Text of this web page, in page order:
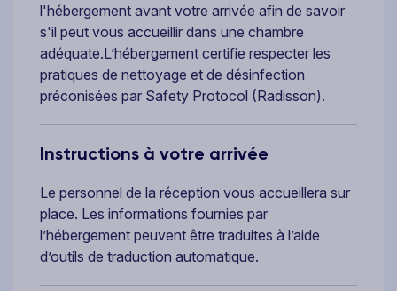
l'hébergement avant votre arrivée afin de savoir
s'il peut vous accueillir dans une chambre
adéquate.L’hébergement certifie respecter les
pratiques de nettoyage et de désinfection
préconisées par Safety Protocol (Radisson).
Instructions à votre arrivée
Le personnel de la réception vous accueillera sur
place. Les informations fournies par
l’hébergement peuvent être traduites à l’aide
d’outils de traduction automatique.